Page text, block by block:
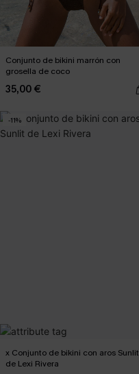
Conjunto de bikini marrón con
grosella de coco
35,00 €
-11%
x Conjunto de bikini con aros Sunlit
de Lexi Rivera